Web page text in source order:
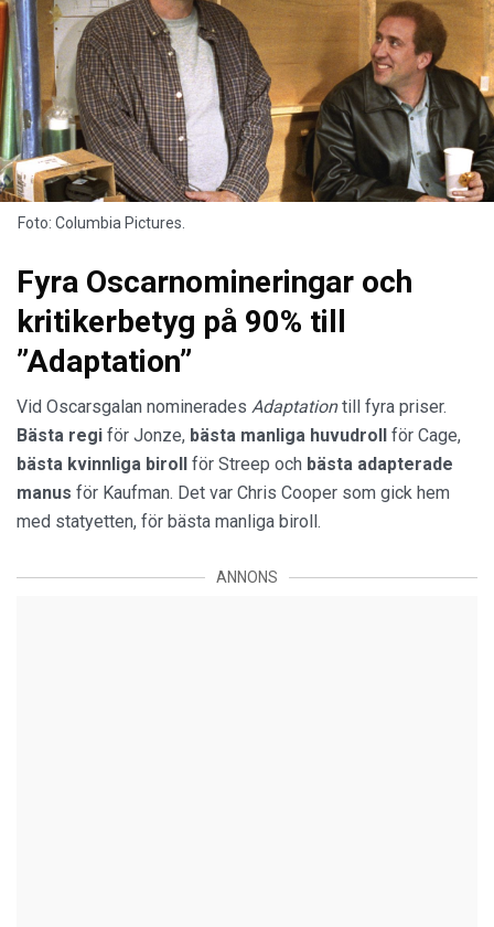
Foto: Columbia Pictures.
Fyra Oscarnomineringar och
kritikerbetyg på 90% till
”Adaptation”
Vid Oscarsgalan nominerades Adaptationtill fyra priser.
Bästa regi för Jonze, bästa manliga huvudroll för Cage,
bästa kvinnliga biroll för Streep och bästa adapterade
manus för Kaufman. Det var Chris Cooper som gick hem
med statyetten, för bästa manliga biroll.
ANNONS